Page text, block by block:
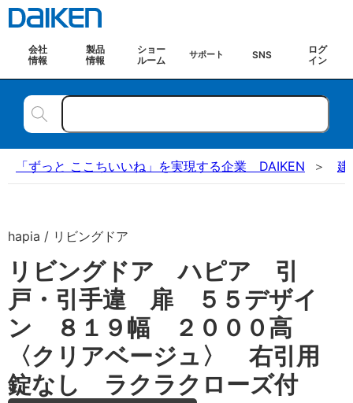
会社
情報
製品
情報
ショー
ルーム
サポート SNS
ログ
イン
「ずっと ここちいいね」を実現する企業 DAIKEN 建
hapia / リビングドア
リビングドア ハピア 引
戸・引手違 扉 ５５デザイ
ン ８１９幅 ２０００高
〈クリアベージュ〉 右引用
錠なし ラクラクローズ付